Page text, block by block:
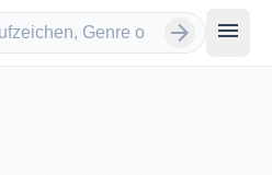
arrow_forward menu